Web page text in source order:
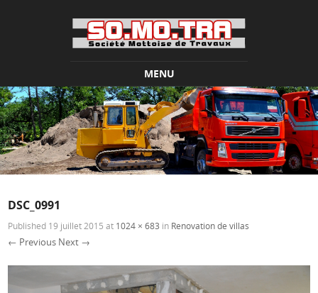
MENU
Skip to content
DSC_0991
Published 19 juillet 2015 at 1024 × 683 in Renovation de villas
← Previous Next →